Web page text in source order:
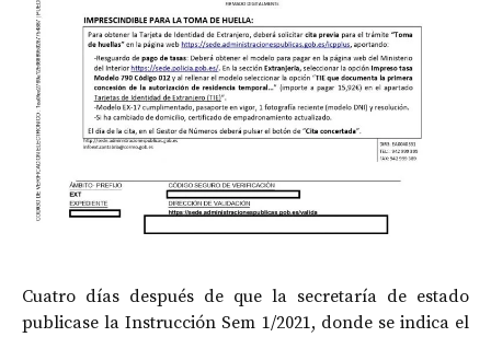
Cuatro días después de que la secretaría de estado
publicase la Instrucción Sem 1/2021, donde se indica el